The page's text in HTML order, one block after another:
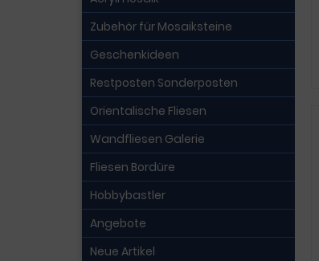
Zubehör für Mosaiksteine
Geschenkideen
Restposten Sonderposten
Orientalische Fliesen
Wandfliesen Galerie
Fliesen Bordüre
Hobbybastler
Angebote
Neue Artikel